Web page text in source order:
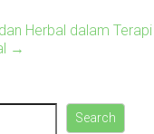
Herbal dalam
→
Search